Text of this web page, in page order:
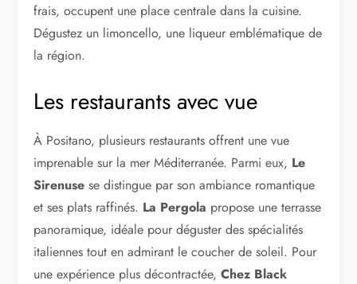
frais, occupent une place centrale dans la cuisine.
Dégustez un limoncello, une liqueur emblématique de
la région.
Les restaurants avec vue
À Positano, plusieurs restaurants offrent une vue
imprenable sur la mer Méditerranée. Parmi eux, Le
Sirenuse se distingue par son ambiance romantique
et ses plats raffinés. La Pergola propose une terrasse
panoramique, idéale pour déguster des spécialités
italiennes tout en admirant le coucher de soleil. Pour
une expérience plus décontractée,Chez Black